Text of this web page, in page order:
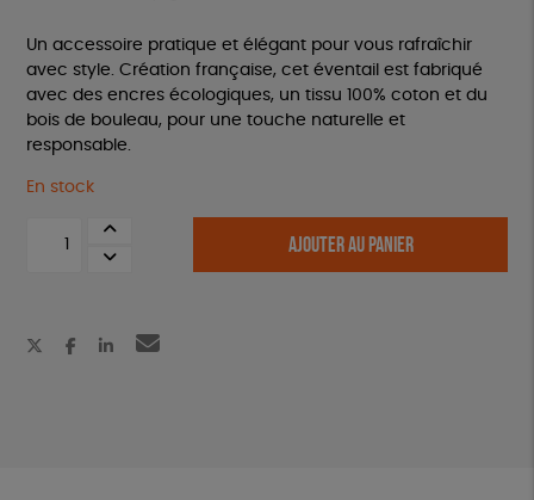
Un accessoire pratique et élégant pour vous rafraîchir
avec style. Création française, cet éventail est fabriqué
avec des encres écologiques, un tissu 100% coton et du
bois de bouleau, pour une touche naturelle et
responsable.
En stock
bouleau
AJOUTER AU PANIER